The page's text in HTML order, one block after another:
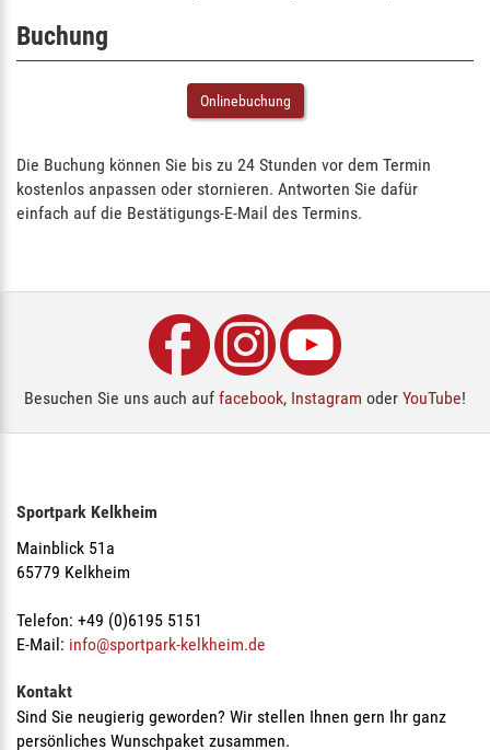
Buchung
Onlinebuchung
Die Buchung können Sie bis zu 24 Stunden vor dem Termin
kostenlos anpassen oder stornieren. Antworten Sie dafür
einfach auf die Bestätigungs-E-Mail des Termins.
Besuchen Sie uns auch auf facebook, Instagram oder YouTube!
Sportpark Kelkheim
Mainblick 51a
65779 Kelkheim
Telefon: +49 (0)6195 5151
E-Mail: info@sportpark-kelkheim.de
Kontakt
Sind Sie neugierig geworden? Wir stellen Ihnen gern Ihr ganz
persönliches Wunschpaket zusammen.